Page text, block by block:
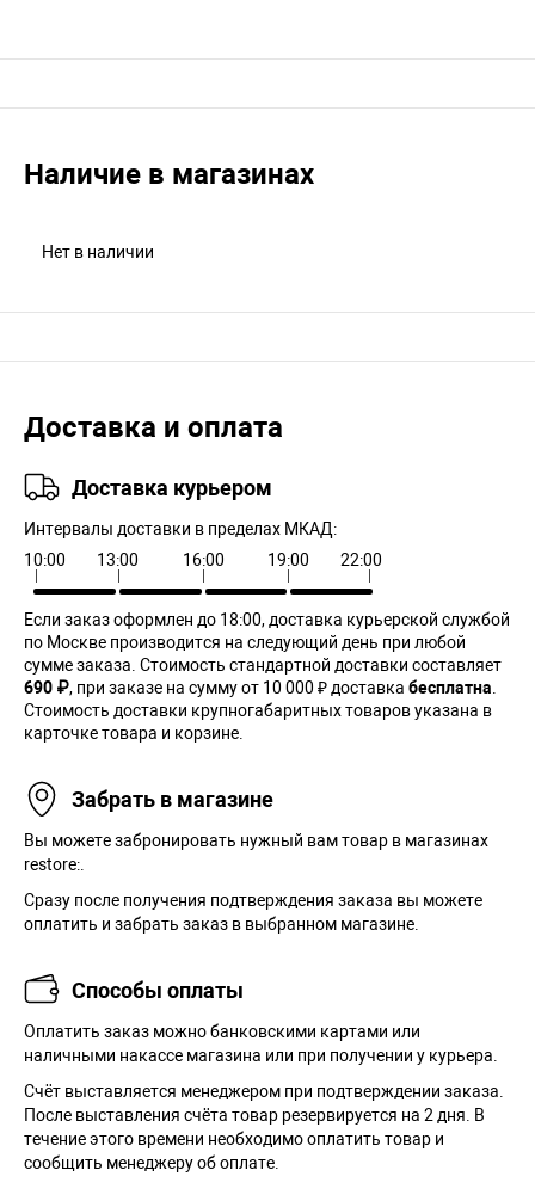
Наличие в магазинах
Нет в наличии
Доставка и оплата
Доставка курьером
Интервалы доставки в пределах МКАД:
10:00
13:00 16:00 19:00 22:00
Если заказ оформлен до 18:00, доставка курьерской службой
по Москве производится на следующий день при любой
сумме заказа. Cтоимость стандартной доставки составляет
690 ₽, при заказе на сумму от 10 000 ₽ доставка бесплатна
Стоимость доставки крупногабаритных товаров указана в
карточке товара и корзине.
Забрать в магазине
Вы можете забронировать нужный вам товар в магазинах
restore:.
Сразу после получения подтверждения заказа вы можете
оплатить и забрать заказ в выбранном магазине.
Способы оплаты
Оплатить заказ можно банковскими картами или
наличными накассе магазина или при получении у курьера.
Cчёт выставляется менеджером при подтверждении заказа.
После выставления счёта товар резервируется на 2 дня. В
течение этого времени необходимо оплатить товар и
сообщить менеджеру об оплате.